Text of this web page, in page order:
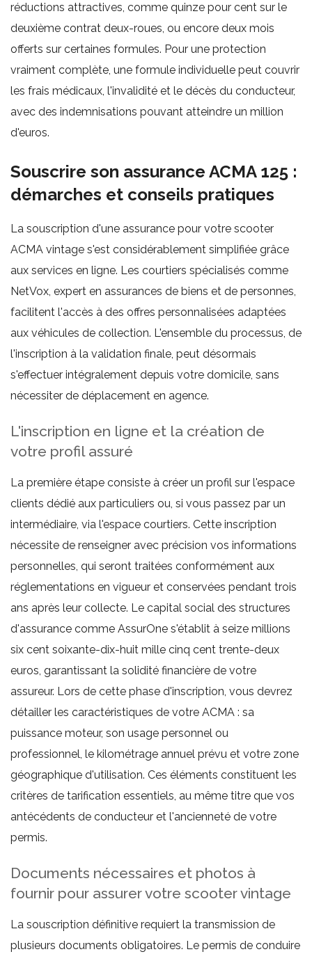
réductions attractives, comme quinze pour cent sur le
deuxième contrat deux-roues, ou encore deux mois
offerts sur certaines formules. Pour une protection
vraiment complète, une formule individuelle peut couvrir
les frais médicaux, l'invalidité et le décès du conducteur,
avec des indemnisations pouvant atteindre un million
d'euros.
Souscrire son assurance ACMA 125 :
démarches et conseils pratiques
La souscription d'une assurance pour votre scooter
ACMA vintage s'est considérablement simplifiée grâce
aux services en ligne. Les courtiers spécialisés comme
NetVox, expert en assurances de biens et de personnes,
facilitent l'accès à des offres personnalisées adaptées
aux véhicules de collection. L'ensemble du processus, de
l'inscription à la validation finale, peut désormais
s'effectuer intégralement depuis votre domicile, sans
nécessiter de déplacement en agence.
L'inscription en ligne et la création de
votre profil assuré
La première étape consiste à créer un profil sur l'espace
clients dédié aux particuliers ou, si vous passez par un
intermédiaire, via l'espace courtiers. Cette inscription
nécessite de renseigner avec précision vos informations
personnelles, qui seront traitées conformément aux
réglementations en vigueur et conservées pendant trois
ans après leur collecte. Le capital social des structures
d'assurance comme AssurOne s'établit à seize millions
six cent soixante-dix-huit mille cinq cent trente-deux
euros, garantissant la solidité financière de votre
assureur. Lors de cette phase d'inscription, vous devrez
détailler les caractéristiques de votre ACMA : sa
puissance moteur, son usage personnel ou
professionnel, le kilométrage annuel prévu et votre zone
géographique d'utilisation. Ces éléments constituent les
critères de tarification essentiels, au même titre que vos
antécédents de conducteur et l'ancienneté de votre
permis.
Documents nécessaires et photos à
fournir pour assurer votre scooter vintage
La souscription définitive requiert la transmission de
plusieurs documents obligatoires. Le permis de conduire